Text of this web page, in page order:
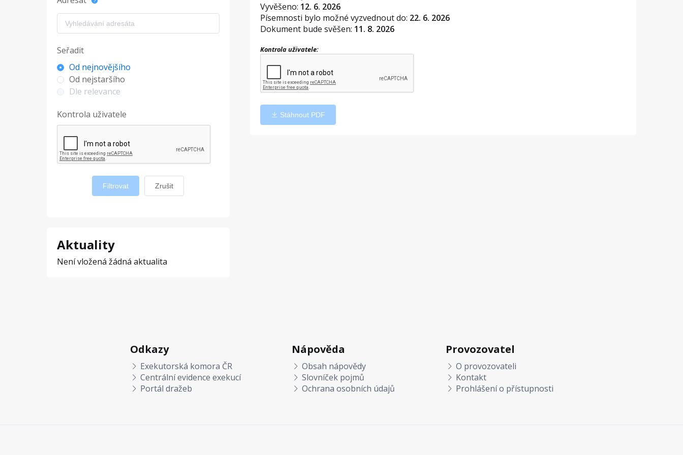
Seřadit
Od nejnovějšího
Od nejstaršího
Dle relevance
Kontrola uživatele
Filtrovat Zrušit
Aktuality
Není vložená žádná aktualita
Vyvěšeno: 12. 6. 2026
Písemnosti bylo možné vyzvednout do: 22. 6. 2026
Dokument bude svěšen: 11. 8. 2026
Kontrola uživatele:
Stáhnout PDF
Odkazy
Exekutorská komora ČR
Centrální evidence exekucí
Portál dražeb
Nápověda
Obsah nápovědy
Slovníček pojmů
Ochrana osobních údajů
Provozovatel
O provozovateli
Kontakt
Prohlášení o přístupnosti